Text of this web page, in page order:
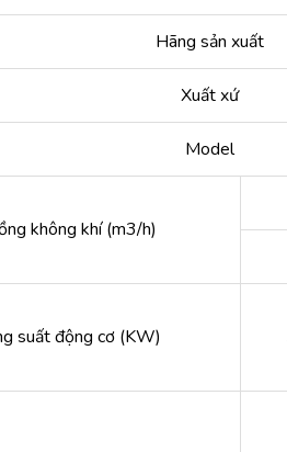
Hãng sản xuất
Xuất xứ
Model
không khí (m3/h)
suất động cơ (KW)